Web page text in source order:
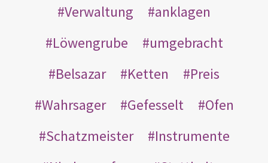
Verwaltung
anklagen
Löwengrube
umgebracht
Belsazar
Ketten
Preis
Wahrsager
Gefesselt
Ofen
Schatzmeister
Instrumente